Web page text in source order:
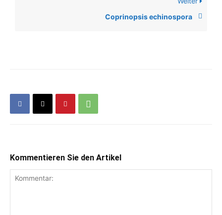
Coprinopsis echinospora
Kommentieren Sie den Artikel